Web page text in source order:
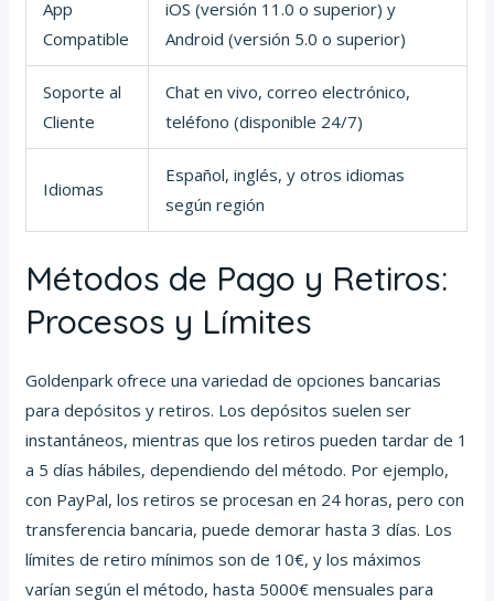
App
Compatible
iOS (versión 11.0 o superior) y
Android (versión 5.0 o superior)
Soporte al
Cliente
Chat en vivo, correo electrónico,
teléfono (disponible 24/7)
Idiomas
Español, inglés, y otros idiomas
según región
Métodos de Pago y Retiros:
Procesos y Límites
Goldenpark ofrece una variedad de opciones bancarias
para depósitos y retiros. Los depósitos suelen ser
instantáneos, mientras que los retiros pueden tardar de 1
a 5 días hábiles, dependiendo del método. Por ejemplo,
con PayPal, los retiros se procesan en 24 horas, pero con
transferencia bancaria, puede demorar hasta 3 días. Los
límites de retiro mínimos son de 10€, y los máximos
varían según el método, hasta 5000€ mensuales para